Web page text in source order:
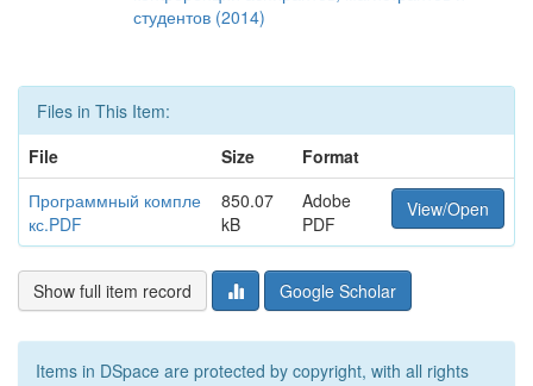
студентов (2014)
Files in This Item:
File
Size
Format
Программный компле
кс.PDF
850.07
kB
Adobe
PDF
View/Open
Show full item record Google Scholar
Items in DSpace are protected by copyright, with all rights